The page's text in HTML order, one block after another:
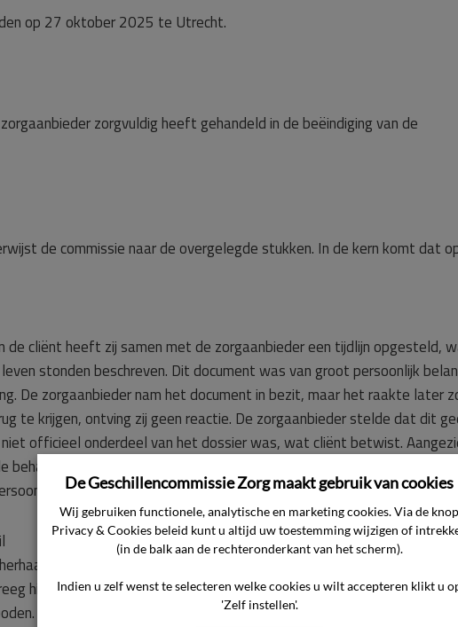
op 27 oktober 2025 te Utrecht.
zorgvuldig heeft gehandeld in de beëindiging van de
de commissie naar de overgelegde stukken. In de kern komt dat
de cliënt heeft zij samen met de zorgaanbieder een tijdlijn opgesteld,
stonden beschreven. Dit document was van groot persoonlijk
De zorgaanbieder nam het document in bezit, maar het raakte later
te krijgen, ontving zij geen reactie. De zorgaanbieder stelde dat dit
officieel onderdeel van het dossier was, wat cliënt betwist.
behandeling, beschouwt de cliënt het verlies ervan als een datalek
bevat.
verzocht om inzage in het medisch dossier van zijn partner.
hij geen gehoor. Pas na contact met het bestuur werd het dossier
Dit heeft veel frustratie en extra belasting veroorzaakt en
De Geschillencommissie Zorg maakt gebruik van cookies
Wij gebruiken functionele, analytische en marketing cookies. Via de knop
Privacy & Cookies beleid kunt u altijd uw toestemming wijzigen of
(in de balk aan de rechteronderkant van het scherm).
Indien u zelf wenst te selecteren welke cookies u wilt accepteren klikt u
'Zelf instellen'.